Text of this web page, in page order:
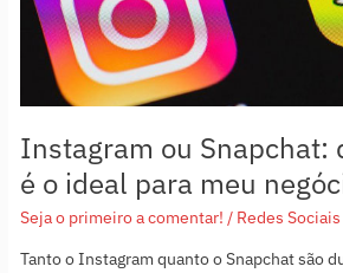
Instagram ou Snapchat:
é o ideal para meu
Seja o primeiro a comentar! / Redes Sociais
Tanto o Instagram quanto o Snapchat são
ideal
para
meu
negócio?